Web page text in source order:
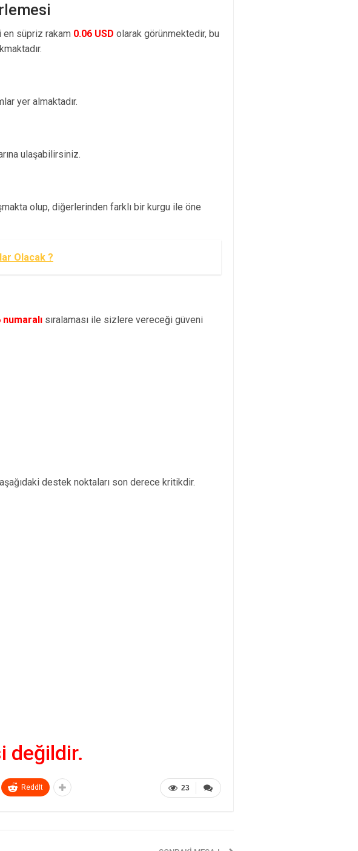
en süpriz rakam 0.06 USD olarak görünmektedir, bu
yer almaktadır.
ulaşabilirsiniz.
olup, diğerlerinden farklı bir kurgu ile öne
Olacak ?
numaralı sıralaması ile sizlere vereceği güveni
destek noktaları son derece kritikdir.
değildir.
23
ReddIt